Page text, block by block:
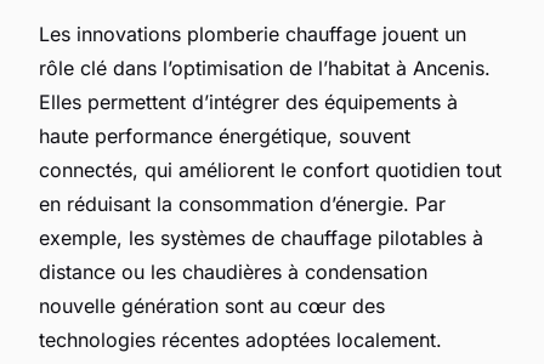
Les innovations plomberie chauffage jouent un
rôle clé dans l’optimisation de l’habitat à Ancenis.
Elles permettent d’intégrer des équipements à
haute performance énergétique, souvent
connectés, qui améliorent le confort quotidien tout
en réduisant la consommation d’énergie. Par
exemple, les systèmes de chauffage pilotables à
distance ou les chaudières à condensation
nouvelle génération sont au cœur des
technologies récentes adoptées localement.